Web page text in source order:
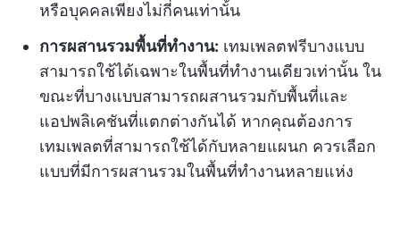
หรือบุคคลเพียงไม่กี่คนเท่านั้น
การผสานรวมพื้นที่ทำงาน: เทมเพลตฟรีบางแบบ
สามารถใช้ได้เฉพาะในพื้นที่ทำงานเดียวเท่านั้น ใน
ขณะที่บางแบบสามารถผสานรวมกับพื้นที่และ
แอปพลิเคชันที่แตกต่างกันได้ หากคุณต้องการ
เทมเพลตที่สามารถใช้ได้กับหลายแผนก ควรเลือก
แบบที่มีการผสานรวมในพื้นที่ทำงานหลายแห่ง